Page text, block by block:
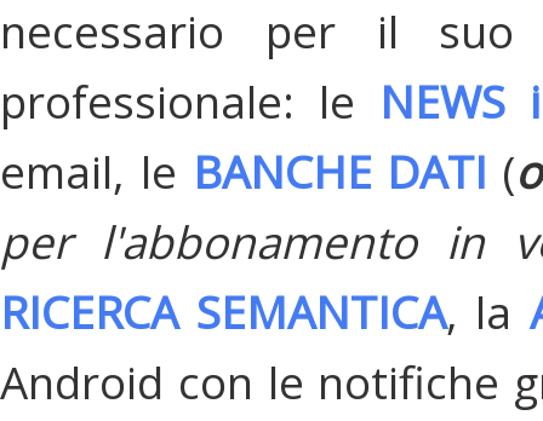
necessario per il suo
professionale: le
email, le BANCHE DATI (
per l'abbonamento in
RICERCA SEMANTICA, la
Android con le notifiche